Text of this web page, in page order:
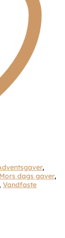
,
Mors dags gaver,
Vandfaste